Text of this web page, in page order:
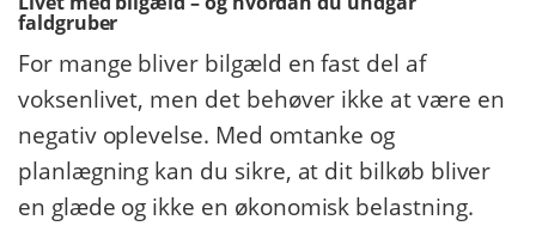
faldgruber
For mange bliver bilgæld en fast del af
voksenlivet, men det behøver ikke at være en
negativ oplevelse. Med omtanke og
planlægning kan du sikre, at dit bilkøb bliver
en glæde og ikke en økonomisk belastning.